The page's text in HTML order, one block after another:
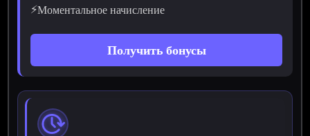
⚡Моментальное начисление
Получить бонусы